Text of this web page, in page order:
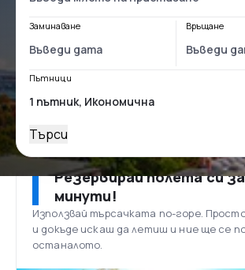
Заминаване Връщане
Пътници
Търси
Резервирай полета си
минути!
Използвай търсачката по-горе.
и докъде искаш да летиш и ние ще се
останалото.